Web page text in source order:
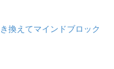
換えてマインドブロック